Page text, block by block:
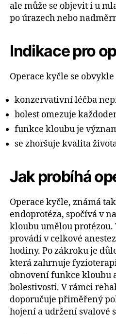
ale může se objevit i u
po úrazech nebo
Indikace pro
Operace kyčle se
konzervativní léčba
bolest omezuje
funkce kloubu je
se zhoršuje kvalita
Jak probíhá
Operace kyčle, známá
endoprotéza, spočívá v
kloubu umělou protézou.
provádí v celkové
hodiny. Po zákroku je
která zahrnuje
obnovení funkce kloubu
bolestivosti. V rámci
doporučuje přiměřený
hojení a udržení svalové